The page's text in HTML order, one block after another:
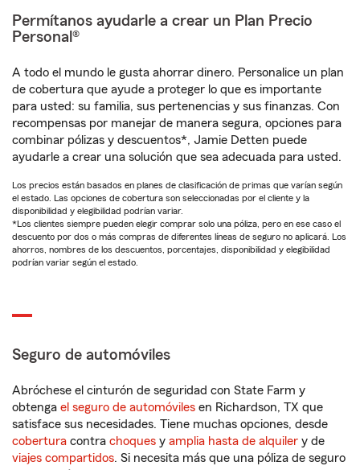
Permítanos ayudarle a crear un Plan Precio
Personal®
A todo el mundo le gusta ahorrar dinero. Personalice un plan
de cobertura que ayude a proteger lo que es importante
para usted: su familia, sus pertenencias y sus finanzas. Con
recompensas por manejar de manera segura, opciones para
combinar pólizas y descuentos*, Jamie Detten puede
ayudarle a crear una solución que sea adecuada para usted.
Los precios están basados en planes de clasificación de primas que varían según
el estado. Las opciones de cobertura son seleccionadas por el cliente y la
disponibilidad y elegibilidad podrían variar.
*Los clientes siempre pueden elegir comprar solo una póliza, pero en ese caso el
descuento por dos o más compras de diferentes líneas de seguro no aplicará. Los
ahorros, nombres de los descuentos, porcentajes, disponibilidad y elegibilidad
podrían variar según el estado.
Seguro de automóviles
Abróchese el cinturón de seguridad con State Farm y
obtenga el seguro de automóviles en Richardson, TX que
satisface sus necesidades. Tiene muchas opciones, desde
cobertura contra choques y amplia hasta de alquiler y de
viajes compartidos. Si necesita más que una póliza de seguro